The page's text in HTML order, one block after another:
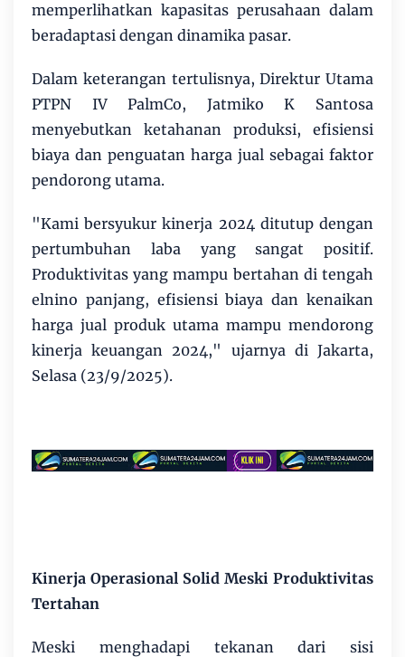
memperlihatkan kapasitas perusahaan dalam
beradaptasi dengan dinamika pasar.
Dalam keterangan tertulisnya, Direktur Utama
PTPN IV PalmCo, Jatmiko K Santosa
menyebutkan ketahanan produksi, efisiensi
biaya dan penguatan harga jual sebagai faktor
pendorong utama.
"Kami bersyukur kinerja 2024 ditutup dengan
pertumbuhan laba yang sangat positif.
Produktivitas yang mampu bertahan di tengah
elnino panjang, efisiensi biaya dan kenaikan
harga jual produk utama mampu mendorong
kinerja keuangan 2024," ujarnya di Jakarta,
Selasa (23/9/2025).
Kinerja Operasional Solid Meski Produktivitas
Tertahan
Meski menghadapi tekanan dari sisi